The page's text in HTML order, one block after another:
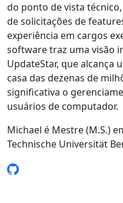
do ponto de vista
de solicitações de
experiência em cargos
software traz uma visão
UpdateStar, que alcança
casa das dezenas de
significativa o
usuários de computador.
Michael é Mestre (M.S.)
Technische Universität